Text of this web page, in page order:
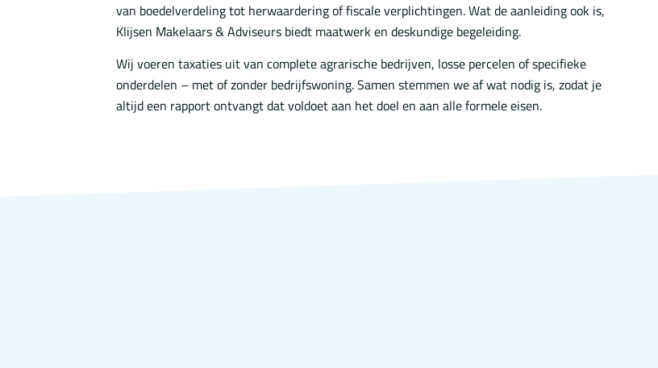
van boedelverdeling tot herwaardering of fiscale verplichtingen. Wat de aanleiding ook is,
Klijsen Makelaars & Adviseurs biedt maatwerk en deskundige begeleiding.
Wij voeren taxaties uit van complete agrarische bedrijven, losse percelen of specifieke
onderdelen – met of zonder bedrijfswoning. Samen stemmen we af wat nodig is, zodat je
altijd een rapport ontvangt dat voldoet aan het doel en aan alle formele eisen.